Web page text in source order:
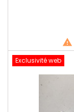

Exclusivité web